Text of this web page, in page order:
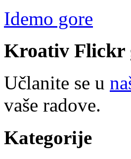
Idemo gore
Kroativ Flickr
Učlanite se u
vaše radove.
Kategorije